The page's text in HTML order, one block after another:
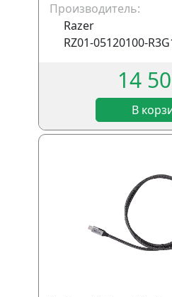
Производитель:
Razer
RZ01-05120100-
14
В